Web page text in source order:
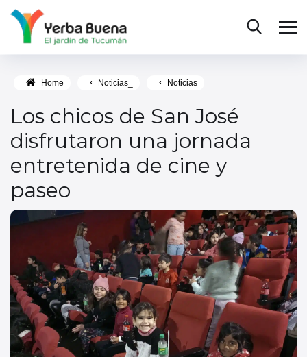
Home Noticias_ Noticias
Los chicos de San José
disfrutaron una jornada
entretenida de cine y
paseo